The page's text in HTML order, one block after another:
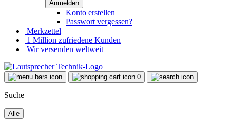
Konto erstellen
Passwort vergessen?
Merkzettel
1 Million zufriedene Kunden
Wir versenden weltweit
0
Suche
Alle